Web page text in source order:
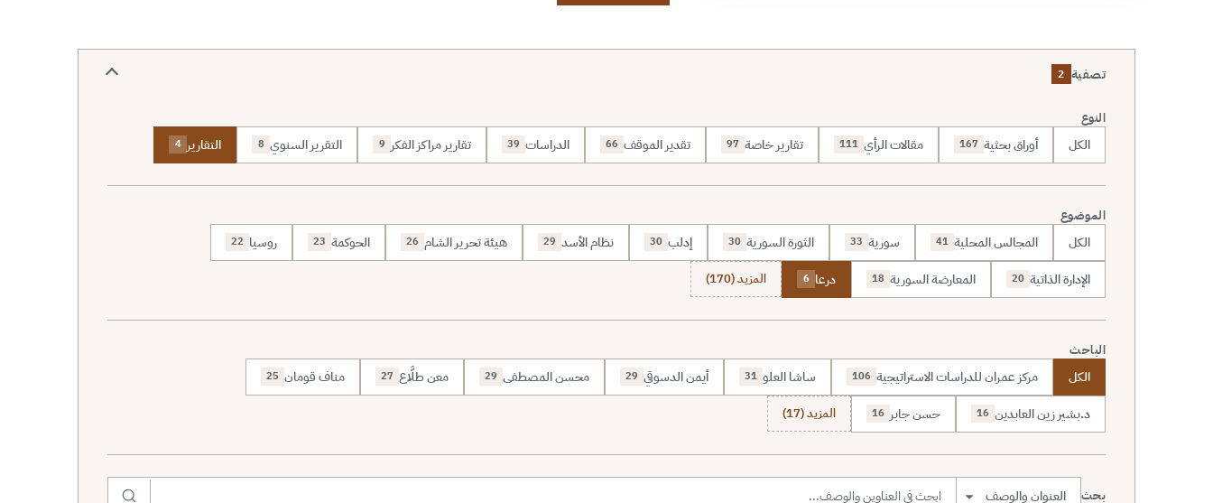
تصفية 2
النوع
الكل أوراق بحثية 167 مقالات الرأي 111 تقارير خاصة 97 تقدير الموقف 66 الدراسات 39 تقارير مراكز الفكر 9 التقرير السنوي 8 التقارير 4
الموضوع
الكل المجالس المحلية 41 سورية 33 الثورة السورية 30 إدلب 30 نظام الأسد 29 هيئة تحرير الشام 26 الحوكمة 23 روسيا 22
الإدارة الذاتية 20 المعارضة السورية 18 درعا 6 المزيد (170)
الباحث
الكل مركز عمران للدراسات الاستراتيجية 106 ساشا العلو 31 أيمن الدسوقي 29 محسن المصطفى 29 معن طلَّاع 27 مناف قومان 25
د.بشير زين العابدين 16 حسن جابر 16 المزيد (17)
بحث